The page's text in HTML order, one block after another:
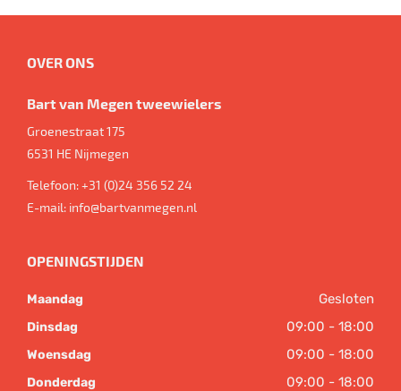
OVER ONS
Bart van Megen tweewielers
Groenestraat 175
6531 HE Nijmegen
Telefoon:+31 (0)24 356 52 24
E-mail: info@bartvanmegen.nl
OPENINGSTIJDEN
Maandag Gesloten
Dinsdag 09:00 - 18:00
Woensdag 09:00 - 18:00
Donderdag 09:00 - 18:00